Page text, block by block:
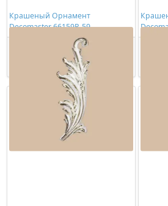
Крашеный Орнамент
Decomaster 66159R-59
3204,00 ₽/шт
Купить